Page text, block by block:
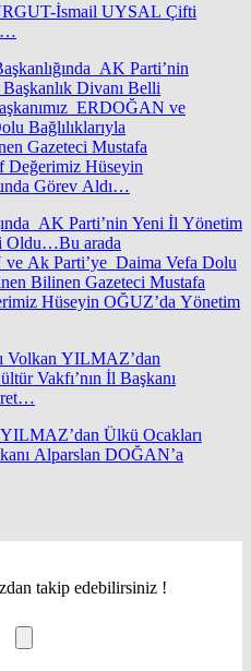
İsmail UYSAL Çifti
AK Parti’nin Yeni İl Yönetim
Oldu…Bu arada
Ak Parti’ye Daima Vefa Dolu
Bilinen Gazeteci Mustafa
Hüseyin OĞUZ’da Yönetim
Ülkü Ocakları
Alparslan DOĞAN’a
takip edebilirsiniz !